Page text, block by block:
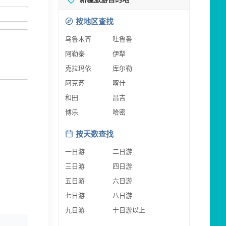
按地区查找
乌鲁木齐
吐鲁番
阿勒泰
伊犁
克拉玛依
库尔勒
阿克苏
喀什
和田
昌吉
博乐
哈密
按天数查找
一日游
二日游
三日游
四日游
五日游
六日游
七日游
八日游
九日游
十日游以上